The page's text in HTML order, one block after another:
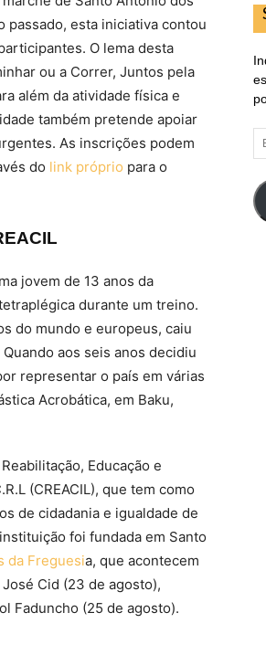
passado, esta iniciativa contou
O lema desta
ou a Correr, Juntos pela
além da atividade física e
também pretende apoiar
As inscrições podem
do link próprio para o
jovem de 13 anos da
durante um treino.
do mundo e europeus, caiu
aos seis anos decidiu
representar o país em várias
Acrobática, em Baku,
Educação e
(CREACIL), que tem como
de cidadania e igualdade de
foi fundada em Santo
da Freguesia, que acontecem
Cid (23 de agosto),
Faduncho (25 de agosto).
de